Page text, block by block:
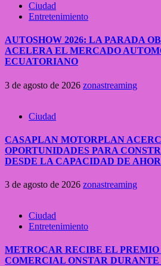
Ciudad
Entretenimiento
AUTOSHOW 2026: LA PARADA
ACELERA EL MERCADO
ECUATORIANO
3 de agosto de 2026 zonastreaming
Ciudad
CASAPLAN MOTORPLAN
OPORTUNIDADES PARA
DESDE LA CAPACIDAD DE
3 de agosto de 2026 zonastreaming
Ciudad
Entretenimiento
METROCAR RECIBE EL
COMERCIAL ONSTAR